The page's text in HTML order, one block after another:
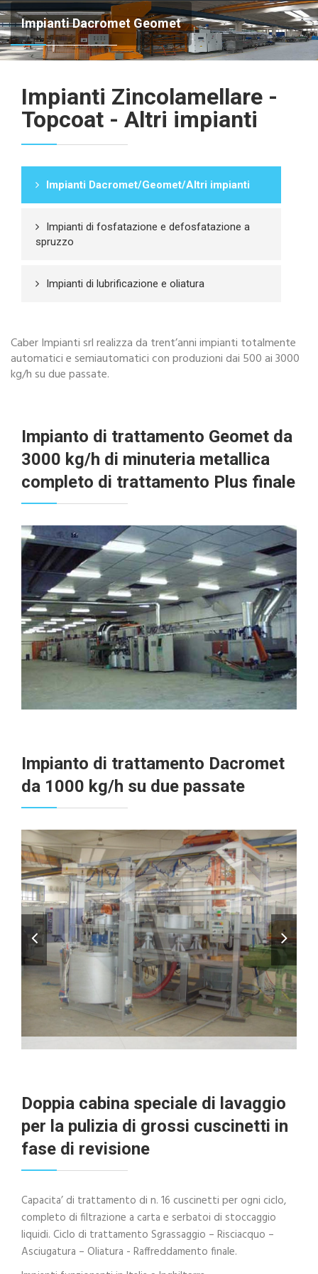
Impianti Dacromet Geomet
Impianti Zincolamellare -
Topcoat - Altri impianti
Impianti Dacromet/Geomet/Altri impianti
Impianti di fosfatazione e defosfatazione a
spruzzo
Impianti di lubrificazione e oliatura
Caber Impianti srl realizza da trent’anni impianti totalmente
automatici e semiautomatici con produzioni dai 500 ai 3000
kg/h su due passate.
Impianto di trattamento Geomet da
3000 kg/h di minuteria metallica
completo di trattamento Plus finale
Impianto di trattamento Dacromet
da 1000 kg/h su due passate
Doppia cabina speciale di lavaggio
per la pulizia di grossi cuscinetti in
fase di revisione
Capacita’ di trattamento di n. 16 cuscinetti per ogni ciclo,
completo di filtrazione a carta e serbatoi di stoccaggio
liquidi. Ciclo di trattamento Sgrassaggio – Risciacquo –
Asciugatura – Oliatura - Raffreddamento finale.